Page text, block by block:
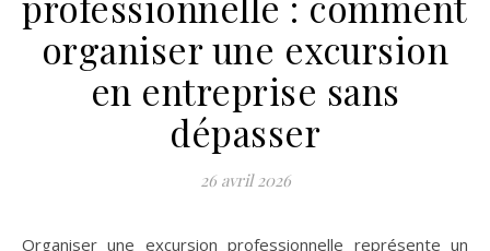
organiser une excursion
en entreprise sans
dépasser
26 avril 2026
Organiser une excursion professionnelle représente un